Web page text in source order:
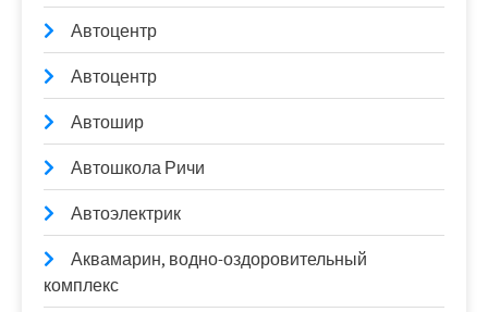
Автоцентр
Автоцентр
Автошир
Автошкола Ричи
Автоэлектрик
Аквамарин, водно-оздоровительный
комплекс